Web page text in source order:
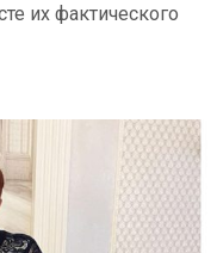
их фактического